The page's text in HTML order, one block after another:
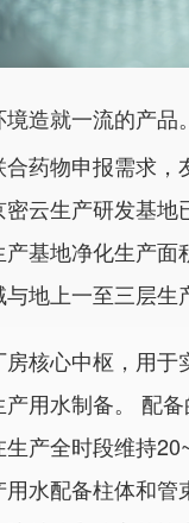
造就一流的产品
药物申报需求，
云生产研发基地
基地净化生产面
地上一至三层生
核心中枢，用于
用水制备。 配
生产全时段维持
水配备柱体和管